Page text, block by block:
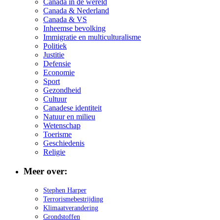
Canada & Nederland
Canada & VS
Inheemse bevolking
Immigratie en multiculturalisme
Politiek
Justitie
Defensie
Economie
Sport
Gezondheid
Cultuur
Canadese identiteit
Natuur en milieu
Wetenschap
Toerisme
Geschiedenis
Religie
Meer over:
Stephen Harper
Terrorismebestrijding
Klimaatverandering
Grondstoffen